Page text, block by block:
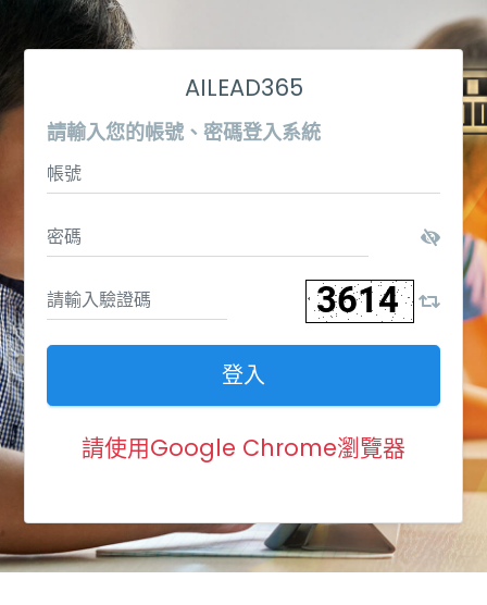
AILEAD365
請輸入您的帳號、密碼登入系統
登入
請使用Google Chrome瀏覽器